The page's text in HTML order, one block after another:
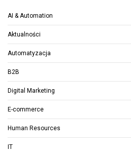
AI & Automation
Aktualności
Automatyzacja
B2B
Digital Marketing
E-commerce
Human Resources
IT